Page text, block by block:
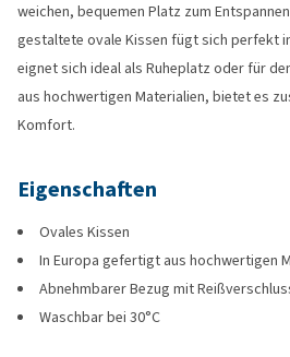
weichen, bequemen Platz zum
gestaltete ovale Kissen fügt sich perfekt
eignet sich ideal als Ruheplatz oder für
aus hochwertigen Materialien, bietet es
Komfort.
Eigenschaften
Ovales Kissen
In Europa gefertigt aus hochwertigen
Abnehmbarer Bezug mit
Waschbar bei 30°C